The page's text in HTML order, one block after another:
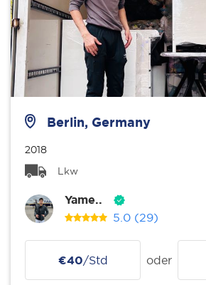
Berlin, Germany
2018
Lkw
Yame..
5.0 (29)
€40/Std oder